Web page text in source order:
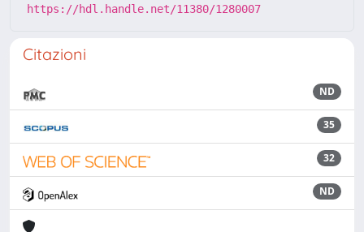
https://hdl.handle.net/11380/1280007
Citazioni
ND
35
32
ND